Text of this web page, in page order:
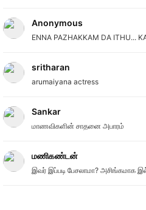
Anonymous
ENNA PAZHAKKAM DA ITHU...
sritharan
arumaiyana actress
Sankar
மாணவிகளின் சாதனை அபாரம்
மணிகண்டன்
இவர் இப்படி பேசலாமா? அசிங்கமாக